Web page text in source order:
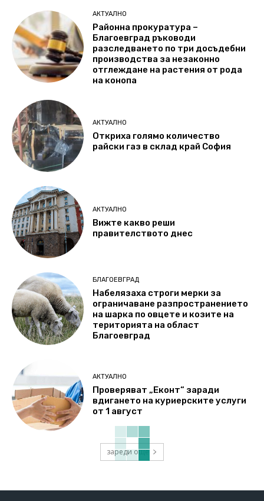
АКТУАЛНО
Районна прокуратура –
Благоевград ръководи
разследването по три досъдебни
производства за незаконно
отглеждане на растения от рода
на конопа
АКТУАЛНО
Откриха голямо количество
райски газ в склад край София
АКТУАЛНО
Вижте какво реши
правителството днес
БЛАГОЕВГРАД
Набелязаха строги мерки за
ограничаване разпространението
на шарка по овцете и козите на
територията на област
Благоевград
АКТУАЛНО
Проверяват „Еконт“ заради
вдигането на куриерските услуги
от 1 август
зареди още